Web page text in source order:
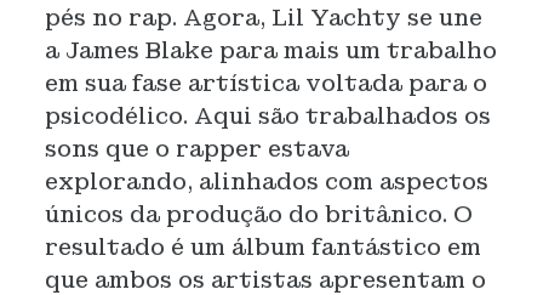
pés no rap. Agora, Lil Yachty se une
a James Blake para mais um trabalho
em sua fase artística voltada para o
psicodélico. Aqui são trabalhados os
sons que o rapper estava
explorando, alinhados com aspectos
únicos da produção do britânico. O
resultado é um álbum fantástico em
que ambos os artistas apresentam o